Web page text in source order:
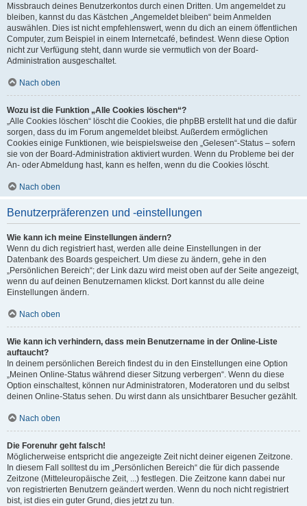
Missbrauch deines Benutzerkontos durch einen Dritten. Um angemeldet zu
bleiben, kannst du das Kästchen „Angemeldet bleiben“ beim Anmelden
auswählen. Dies ist nicht empfehlenswert, wenn du dich an einem öffentlichen
Computer, zum Beispiel in einem Internetcafé, befindest. Wenn diese Option
nicht zur Verfügung steht, dann wurde sie vermutlich von der Board-
Administration ausgeschaltet.
Nach oben
Wozu ist die Funktion „Alle Cookies löschen“?
„Alle Cookies löschen“ löscht die Cookies, die phpBB erstellt hat und die dafür
sorgen, dass du im Forum angemeldet bleibst. Außerdem ermöglichen
Cookies einige Funktionen, wie beispielsweise den „Gelesen“-Status – sofern
sie von der Board-Administration aktiviert wurden. Wenn du Probleme bei der
An- oder Abmeldung hast, kann es helfen, wenn du die Cookies löscht.
Nach oben
Benutzerpräferenzen und -einstellungen
Wie kann ich meine Einstellungen ändern?
Wenn du dich registriert hast, werden alle deine Einstellungen in der
Datenbank des Boards gespeichert. Um diese zu ändern, gehe in den
„Persönlichen Bereich“; der Link dazu wird meist oben auf der Seite angezeigt,
wenn du auf deinen Benutzernamen klickst. Dort kannst du alle deine
Einstellungen ändern.
Nach oben
Wie kann ich verhindern, dass mein Benutzername in der Online-Liste
auftaucht?
In deinem persönlichen Bereich findest du in den Einstellungen eine Option
„Meinen Online-Status während dieser Sitzung verbergen“. Wenn du diese
Option einschaltest, können nur Administratoren, Moderatoren und du selbst
deinen Online-Status sehen. Du wirst dann als unsichtbarer Besucher gezählt.
Nach oben
Die Forenuhr geht falsch!
Möglicherweise entspricht die angezeigte Zeit nicht deiner eigenen Zeitzone.
In diesem Fall solltest du im „Persönlichen Bereich“ die für dich passende
Zeitzone (Mitteleuropäische Zeit, ...) festlegen. Die Zeitzone kann dabei nur
von registrierten Benutzern geändert werden. Wenn du noch nicht registriert
bist, ist dies ein guter Grund, dies jetzt zu tun.